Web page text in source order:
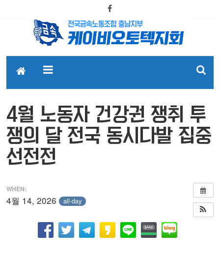
4월 노동자 건강권 쟁취 투
쟁의 달 전국 동시다발 집중
선전전
WHEN:
4월 14, 2026 all-day